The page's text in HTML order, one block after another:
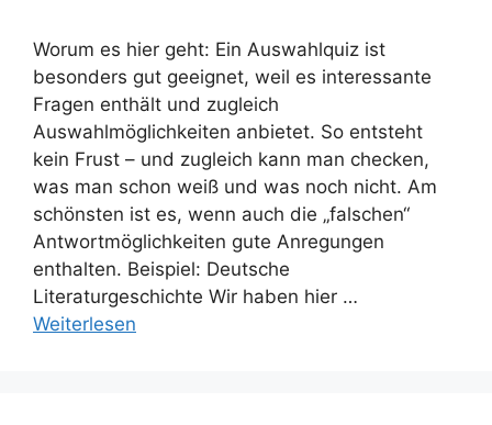
Worum es hier geht: Ein Auswahlquiz ist
besonders gut geeignet, weil es interessante
Fragen enthält und zugleich
Auswahlmöglichkeiten anbietet. So entsteht
kein Frust – und zugleich kann man checken,
was man schon weiß und was noch nicht. Am
schönsten ist es, wenn auch die „falschen“
Antwortmöglichkeiten gute Anregungen
enthalten. Beispiel: Deutsche
Literaturgeschichte Wir haben hier …
Weiterlesen